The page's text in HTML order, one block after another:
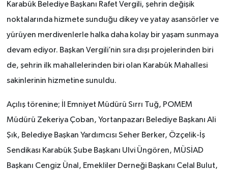
Karabük Belediye Başkanı Rafet Vergili, şehrin değişik
noktalarında hizmete sunduğu dikey ve yatay asansörler ve
yürüyen merdivenlerle halka daha kolay bir yaşam sunmaya
devam ediyor. Başkan Vergili’nin sıra dışı projelerinden biri
de, şehrin ilk mahallelerinden biri olan Karabük Mahallesi
sakinlerinin hizmetine sunuldu.
Açılış törenine; İl Emniyet Müdürü Sırrı Tuğ, POMEM
Müdürü Zekeriya Çoban, Yortanpazarı Belediye Başkanı Ali
Şık, Belediye Başkan Yardımcısı Seher Berker, Özçelik-İş
Sendikası Karabük Şube Başkanı Ulvi Üngören, MÜSİAD
Başkanı Cengiz Ünal, Emekliler Derneği Başkanı Celal Bulut,